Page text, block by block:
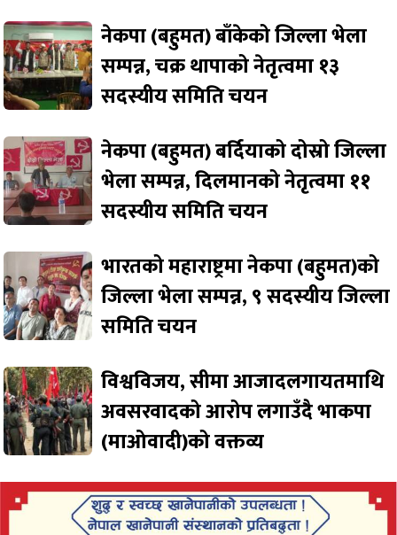
नेकपा (बहुमत) बाँकेको जिल्ला भेला
सम्पन्न, चक्र थापाको नेतृत्वमा १३
सदस्यीय समिति चयन
नेकपा (बहुमत) बर्दियाको दोस्रो जिल्ला
भेला सम्पन्न, दिलमानको नेतृत्वमा ११
सदस्यीय समिति चयन
भारतको महाराष्ट्रमा नेकपा (बहुमत)को
जिल्ला भेला सम्पन्न, ९ सदस्यीय जिल्ला
समिति चयन
विश्वविजय, सीमा आजादलगायतमाथि
अवसरवादको आरोप लगाउँदै भाकपा
(माओवादी)को वक्तव्य